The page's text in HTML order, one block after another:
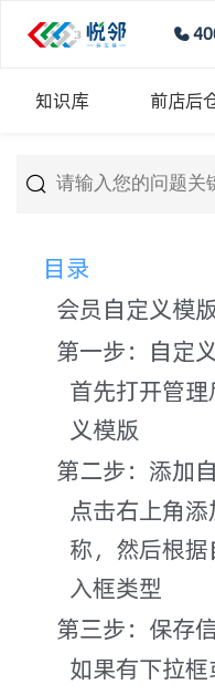
知识库 前店后
目录
会员自定义模
第一步：自定
首先打开管
义模版
第二步：添加
点击右上角
称，然后根
入框类型
第三步：保存
如果有下拉